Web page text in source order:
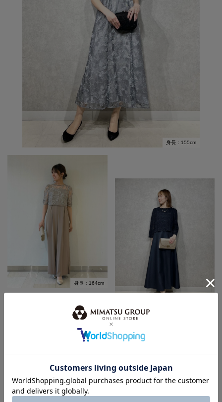
身長：155cm
身長：164cm